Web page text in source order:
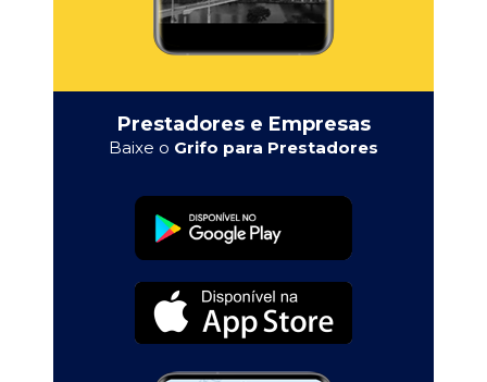
Prestadores e Empresas
Baixe o Grifo para Prestadores